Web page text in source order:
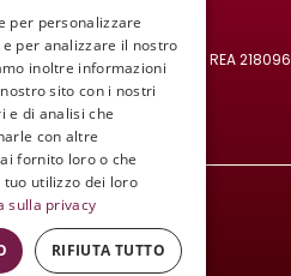
reserved.
Partita IVA: 02008890382 - REA 218096
8251
per personalizzare
per analizzare il nostro
inoltre informazioni
sito con i nostri
e di analisi che
con altre
fornito loro o che
utilizzo dei loro
sulla privacy
RIFIUTA TUTTO